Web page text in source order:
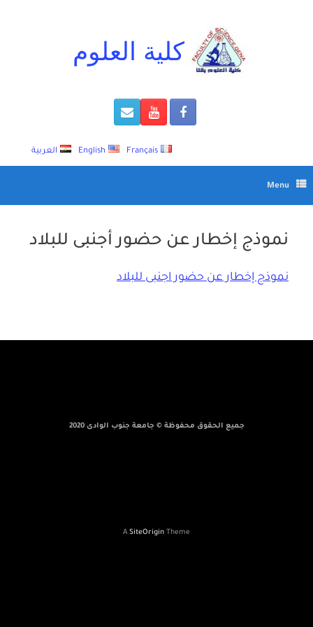
كلية العلوم
العربية English Français
Menu
نموذج إخطار عن حضور أجنبى للبلاد
نموذج إخطار عن حضور اجنبى للبلاد
جميع الحقوق محفوظة © جامعة جنوب الوادى 2020
A SiteOrigin Theme